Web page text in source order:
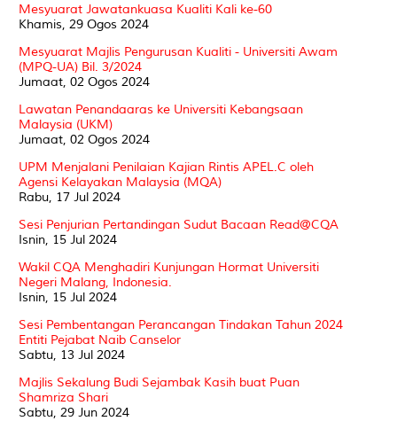
Mesyuarat Jawatankuasa Kualiti Kali ke-60
Khamis, 29 Ogos 2024
Mesyuarat Majlis Pengurusan Kualiti - Universiti Awam
(MPQ-UA) Bil. 3/2024
Jumaat, 02 Ogos 2024
Lawatan Penandaaras ke Universiti Kebangsaan
Malaysia (UKM)
Jumaat, 02 Ogos 2024
UPM Menjalani Penilaian Kajian Rintis APEL.C oleh
Agensi Kelayakan Malaysia (MQA)
Rabu, 17 Jul 2024
Sesi Penjurian Pertandingan Sudut Bacaan Read@CQA
Isnin, 15 Jul 2024
Wakil CQA Menghadiri Kunjungan Hormat Universiti
Negeri Malang, Indonesia.
Isnin, 15 Jul 2024
Sesi Pembentangan Perancangan Tindakan Tahun 2024
Entiti Pejabat Naib Canselor
Sabtu, 13 Jul 2024
Majlis Sekalung Budi Sejambak Kasih buat Puan
Shamriza Shari
Sabtu, 29 Jun 2024